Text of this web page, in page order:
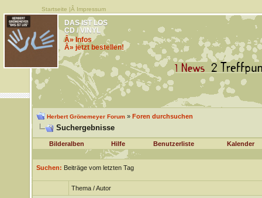
Startseite |Â Impressum
DAS IST LOS
CD / VINYL
Â» Infos
Â» jetzt bestellen!
Herbert Grönemeyer Forum» Foren durchsuchen
Suchergebnisse
Bilderalben Hilfe Benutzerliste Kalender
Suchen: Beiträge vom letzten Tag
Thema / Autor